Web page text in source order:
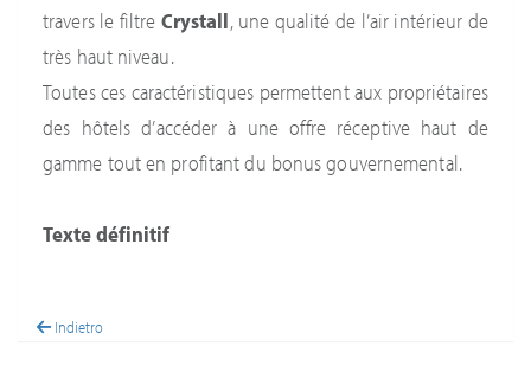
travers le filtre Crystall, une qualité de l’air intérieur de
très haut niveau.
Toutes ces caractéristiques permettent aux propriétaires
des hôtels d’accéder à une offre réceptive haut de
gamme tout en profitant du bonus gouvernemental.
Texte définitif
Indietro